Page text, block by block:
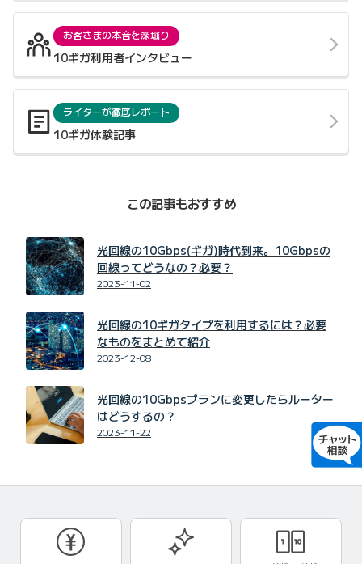
お客さまの本音を深堀り
10ギガ利用者インタビュー
ライターが徹底レポート
10ギガ体験記事
この記事もおすすめ
光回線の10Gbps(ギガ)時代到来。10Gbpsの
回線ってどうなの？必要？
2023-11-02
光回線の10ギガタイプを利用するには？必要
なものをまとめて紹介
2023-12-08
光回線の10Gbpsプランに変更したらルーター
はどうするの？
2023-11-22